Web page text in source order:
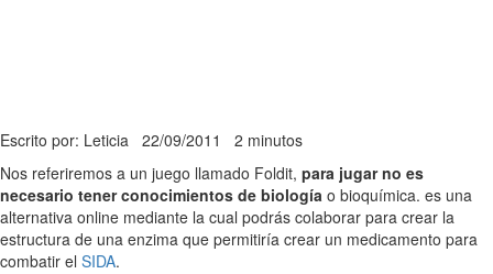
Escrito por: Leticia 22/09/2011 2 minutos
Nos referiremos a un juego llamado Foldit, para jugar no es
necesario tener conocimientos de biología o bioquímica. es una
alternativa online mediante la cual podrás colaborar para crear la
estructura de una enzima que permitiría crear un medicamento para
combatir el SIDA.